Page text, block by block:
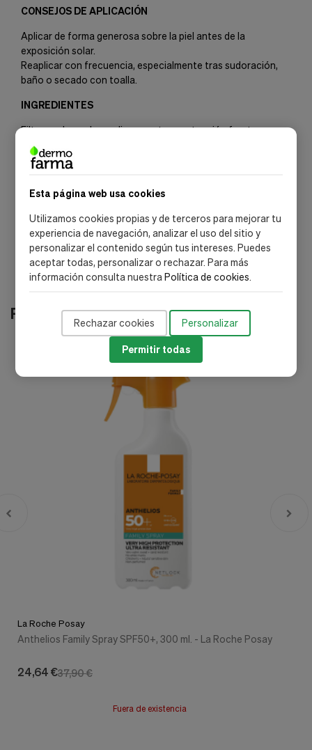
Esta página web usa cookies
Utilizamos cookies propias y de terceros para mejorar tu
experiencia de navegación, analizar el uso del sitio y
personalizar el contenido según tus intereses. Puedes
aceptar todas, personalizar o rechazar. Para más
información consulta nuestraPolítica de cookies.
Rechazar cookies Personalizar
Permitir todas
CONSEJOS DE APLICACIÓN
Aplicar de forma generosa sobre la piel antes de la
exposición solar.
Reaplicar con frecuencia, especialmente tras sudoración,
baño o secado con toalla.
INGREDIENTES
Filtros solares de amplio espectro: protección frente a
radiación UV
Agentes refrescantes: aportan sensación de frescor
*) La lista de ingredientes puede sufrir modificaciones.
Recomendamos consultar los ingredientes directamente en
el estuche del producto antes de su uso.
Productos relacionados
La Roche Posay
Anthelios Family Spray SPF50+, 300 ml. - La Roche Posay
37,90 €
24,64 €
Fuera de existencia